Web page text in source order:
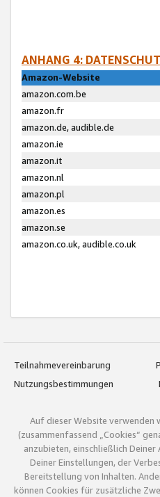
ANHANG 4:
Amazon-Website
amazon.com.be
amazon.fr
amazon.de, audible.de
amazon.ie
amazon.it
amazon.nl
amazon.pl
amazon.es
amazon.se
amazon.co.uk, audible.co.uk
Teilnahmevereinbarung
Nutzungsbestimmungen
Auf dieser Website verwenden
(zusammenfassend „Cookies“
anzubieten, einschließlich
Deiner Einstellungen, der
Bereitstellung von Inhalten.
können Cookies für zusätzliche